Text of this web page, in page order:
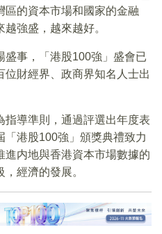
區的資本市場和國家的金融
強盛，越來越好。
盛事，「港股100強」盛會已
位財經界、政商界知名人士出
指導準則，通過評選出年度表
港股100強」頒獎典禮致力
内地與香港資本市場數據的
經濟的發展。